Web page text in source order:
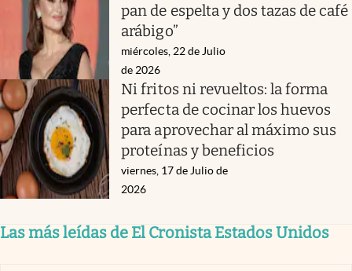
pan de espelta y dos tazas de café
arábigo”
miércoles, 22 de Julio
de 2026
Ni fritos ni revueltos: la forma
perfecta de cocinar los huevos
para aprovechar al máximo sus
proteínas y beneficios
viernes, 17 de Julio de
2026
Las más leídas de El Cronista Estados Unidos